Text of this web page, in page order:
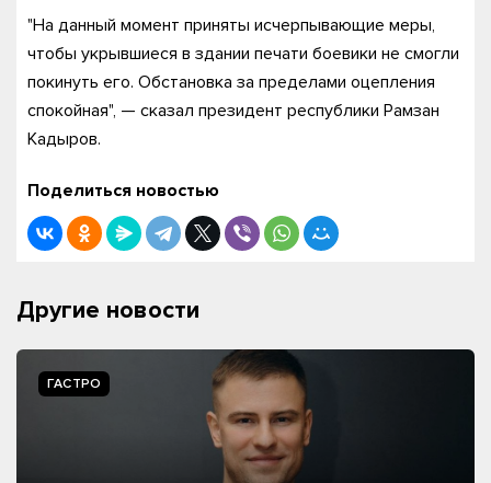
"На данный момент приняты исчерпывающие меры,
чтобы укрывшиеся в здании печати боевики не смогли
покинуть его. Обстановка за пределами оцепления
спокойная", — сказал президент республики Рамзан
Кадыров.
Поделиться новостью
Другие новости
ГАСТРО